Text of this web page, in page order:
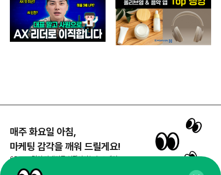
매주 화요일 아침,
마케팅 감각을 깨워 드릴게요!
65,043명의 마케터를 성장시키는 뉴스레터
뉴스레터 구독하기